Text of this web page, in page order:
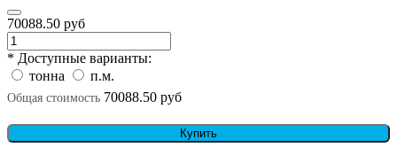
70088.50 руб
* Доступные варианты:
тонна
п.м.
Общая стоимость 70088.50 руб
Купить